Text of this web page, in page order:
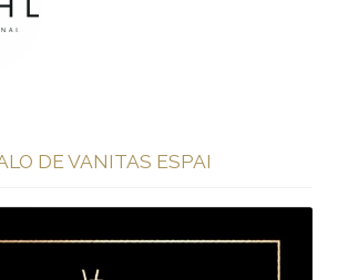
DE VANITAS ESPAI